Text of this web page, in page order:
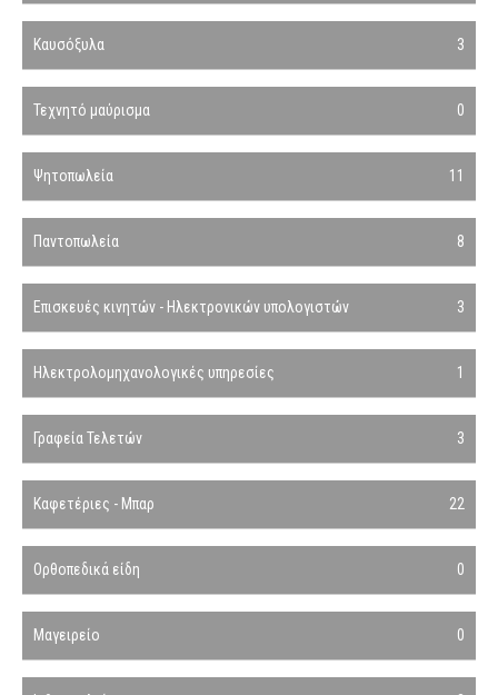
Καυσόξυλα 3
Τεχνητό μαύρισμα 0
Ψητοπωλεία 11
Παντοπωλεία 8
Επισκευές κινητών - Ηλεκτρονικών υπολογιστών 3
Ηλεκτρολομηχανολογικές υπηρεσίες 1
Γραφεία Τελετών 3
Καφετέριες - Μπαρ 22
Ορθοπεδικά είδη 0
Μαγειρείο 0